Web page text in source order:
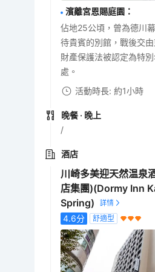
濱離宮恩賜庭園 ：
佔地25公頃，曾為德川
待貴賓的別館，戰後交
財產保護法被認定為特
處。
活動時長: 約1小時
晚餐 · 晚上
/
酒店
川崎多美迎天然温泉
店集團)(Dormy Inn
Spring)
4.6分 舒適型